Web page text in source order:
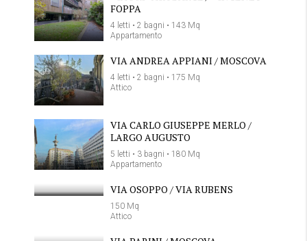
FOPPA
4 letti • 2 bagni • 143 Mq
Appartamento
VIA ANDREA APPIANI / MOSCOVA
4 letti • 2 bagni • 175 Mq
Attico
VIA CARLO GIUSEPPE MERLO /
LARGO AUGUSTO
5 letti • 3 bagni • 180 Mq
Appartamento
VIA OSOPPO / VIA RUBENS
150 Mq
Attico